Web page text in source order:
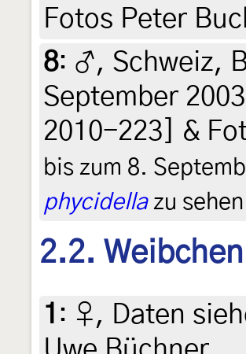
Fotos Peter
8: ♂, Schweiz,
September
2010-223] &
bis zum 8.
phycidellazu
2.2. Weibchen
1 : ♀, Daten